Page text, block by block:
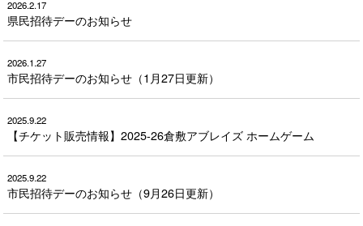
2026.2.17
県民招待デーのお知らせ
2026.1.27
市民招待デーのお知らせ（1月27日更新）
2025.9.22
【チケット販売情報】2025-26倉敷アブレイズ ホームゲーム
2025.9.22
市民招待デーのお知らせ（9月26日更新）